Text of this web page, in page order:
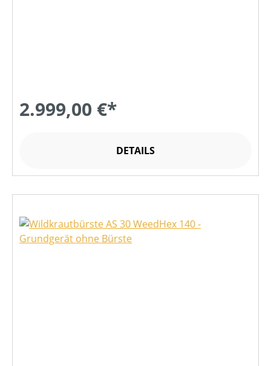
2.999,00 €*
DETAILS